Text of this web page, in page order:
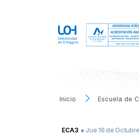
Inicio Escuela de
ECA3 ● Jue 16 de